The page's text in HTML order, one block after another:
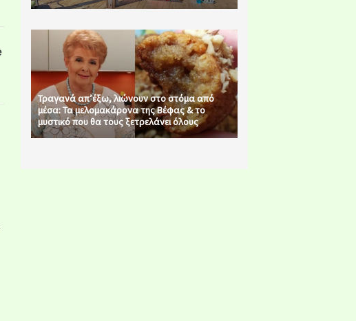
Τραγανά απ’έξω, λιώνουν στο στόμα από
μέσα: Τα μελομακάρονα της Βέφας & το
μυστικό που θα τους ξετρελάνει όλους